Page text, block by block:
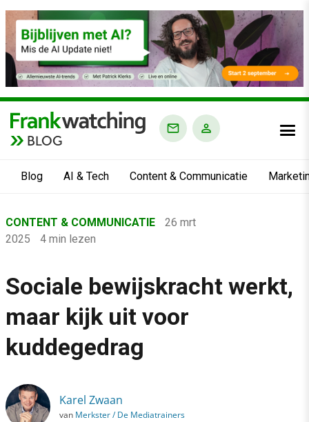
BLOG
Blog AI & Tech Content & Communicatie
›
Content & Communicatie
›
Sociale bewijskracht werkt, maar kijk uit voor kuddegedrag
CONTENT & COMMUNICATIE
26 mrt
2025
4 min lezen
Sociale bewijskracht werkt,
maar kijk uit voor
kuddegedrag
Karel Zwaan
van Merkster / De Mediatrainers